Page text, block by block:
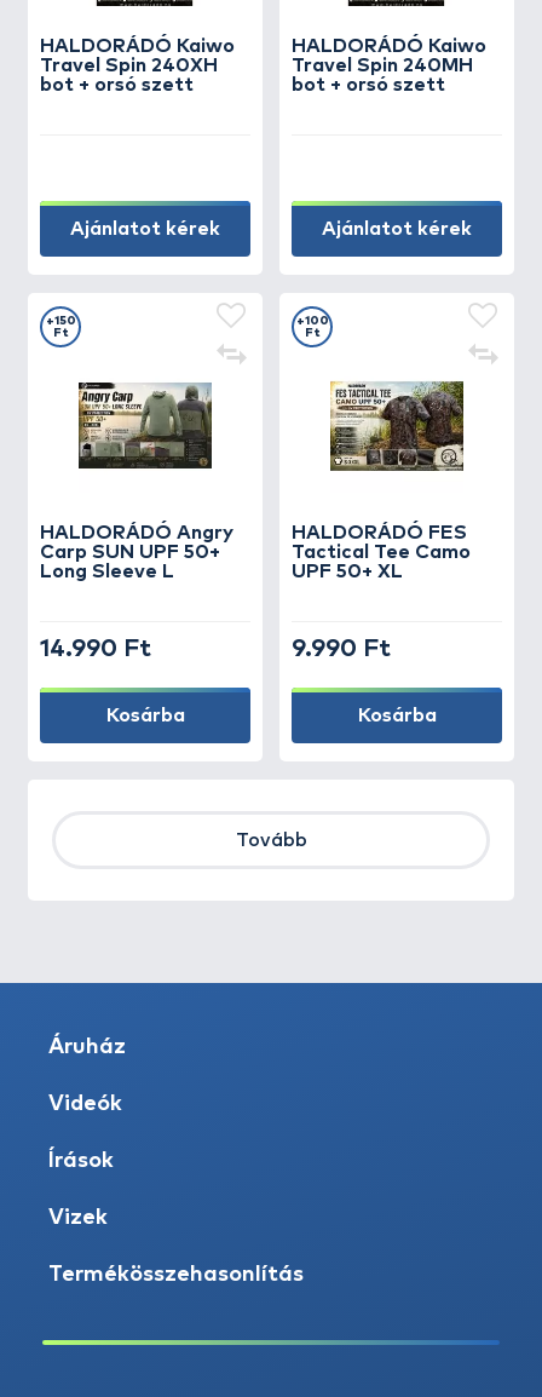
HALDORÁDÓ Kaiwo
Travel Spin 240XH
bot + orsó szett
Ajánlatot kérek
HALDORÁDÓ Kaiwo
Travel Spin 240MH
bot + orsó szett
Ajánlatot kérek
HALDORÁDÓ Angry
Carp SUN UPF 50+
Long Sleeve L
+150
Ft
14.990 Ft
Kosárba
HALDORÁDÓ FES
Tactical Tee Camo
UPF 50+ XL
+100
Ft
9.990 Ft
Kosárba
Tovább
Áruház
Videók
Írások
Vizek
Termékösszehasonlítás